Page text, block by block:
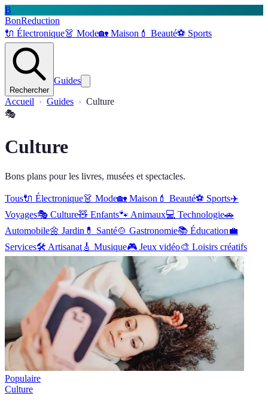
B
BonReduction
🔌 Électronique👗 Mode🏡 Maison 💄 Beauté⚽️ Sports
Rechercher
Guides
Accueil Guides
Culture
🎭
Culture
Bons plans pour les livres, musées et spectacles.
Tous🔌 Électronique👗 Mode🏡 Maison 💄 Beauté⚽️ Sports✈️
Voyages🎭 Culture🧸 Enfants🐾 Animaux💻 Technologie🚗
Automobile🌼 Jardin 💊 Santé🍲 Gastronomie📚 Éducation💼
Services🛠 Artisanat 🎸 Musique🎮 Jeux vidéo🎨 Loisirs créatifs
Populaire
Culture